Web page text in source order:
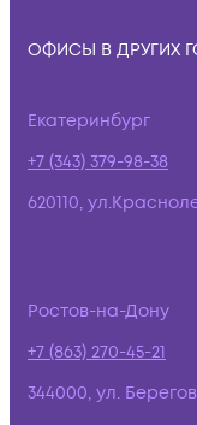
ОФИСЫ В ДРУГИХ
Екатеринбург
+7 (343) 379-98-38
620110,
Ростов-на-Дону
+7 (863) 270-45-21
344000, ул.